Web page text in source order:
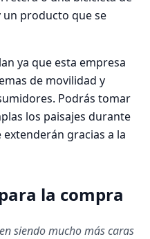
un producto que se
ya que esta empresa
de movilidad y
Podrás tomar
los paisajes durante
gracias a la
la compra
siendo mucho más caras